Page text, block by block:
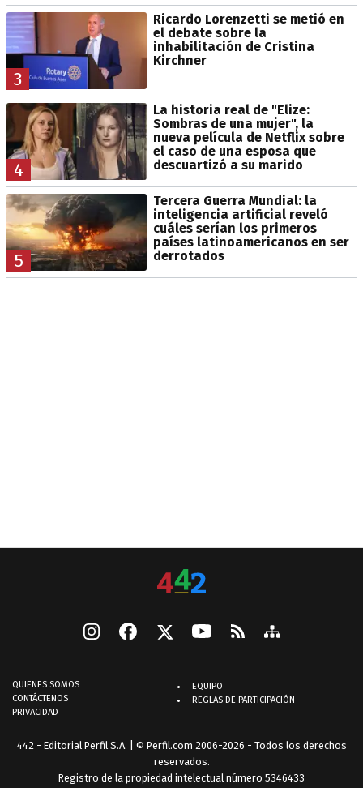
3
Ricardo Lorenzetti se metió en
el debate sobre la
inhabilitación de Cristina
Kirchner
4
La historia real de "Elize:
Sombras de una mujer", la
nueva película de Netflix sobre
el caso de una esposa que
descuartizó a su marido
5
Tercera Guerra Mundial: la
inteligencia artificial reveló
cuáles serían los primeros
países latinoamericanos en ser
derrotados
QUIENES SOMOS
CONTÁCTENOS
PRIVACIDAD
EQUIPO
REGLAS DE PARTICIPACIÓN
442 - Editorial Perfil S.A. | © Perfil.com 2006-2026 - Todos los derechos
reservados.
Registro de la propiedad intelectual número 5346433